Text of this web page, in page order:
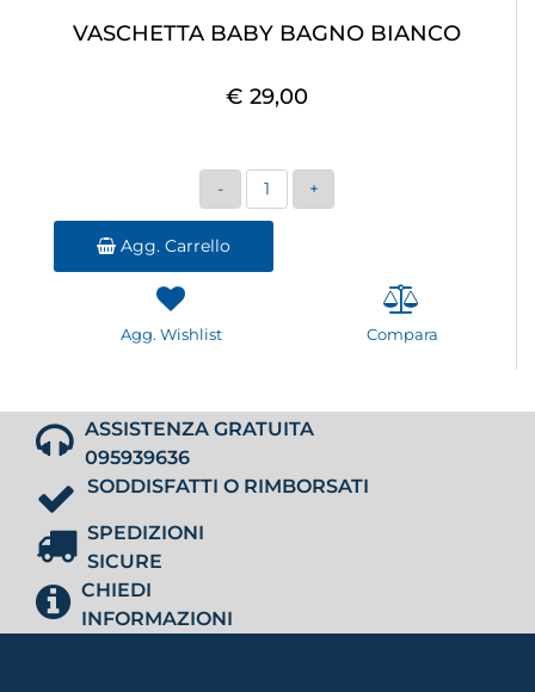
VASCHETTA BABY BAGNO BIANCO
€ 29,00
Quantità
Agg. Carrello
Agg. Wishlist Compara
ASSISTENZA GRATUITA
095939636
SODDISFATTI O RIMBORSATI
SPEDIZIONI
SICURE
CHIEDI
INFORMAZIONI